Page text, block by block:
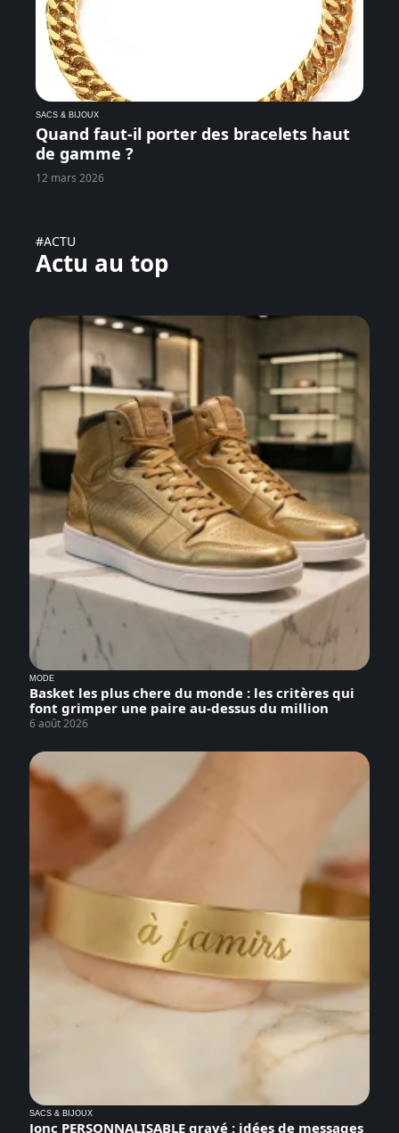
SACS & BIJOUX
Quand faut-il porter des bracelets haut
de gamme ?
12 mars 2026
#ACTU
Actu au top
MODE
Basket les plus chere du monde : les critères qui
font grimper une paire au-dessus du million
6 août 2026
SACS & BIJOUX
Jonc PERSONNALISABLE gravé : idées de messages